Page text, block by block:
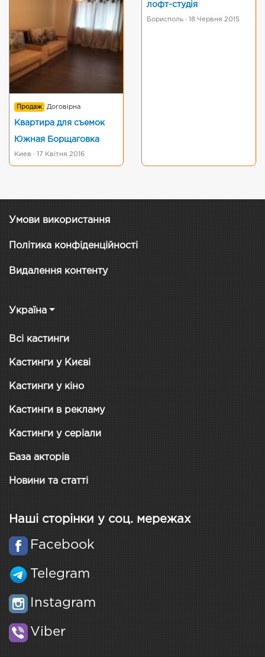
Продаж Договірна
Квартира для съемок
Южная Борщаговка
Киев · 17 Квітня 2016
лофт-студія
Борисполь · 18 Червня 2015
Умови використання
Політика конфіденційності
Видалення контенту
Україна
Всі кастинги
Кастинги у Києві
Кастинги у кіно
Кастинги в рекламу
Кастинги у серіали
База акторів
Новини та статті
Наші сторінки у соц. мережах
Facebook
Telegram
Instagram
Viber